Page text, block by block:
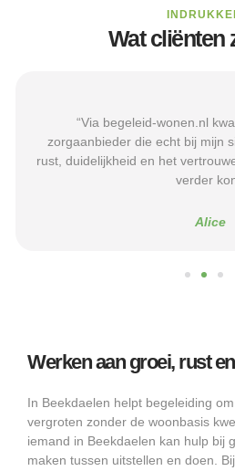
Wat cliënten
“Via begeleid-wonen.nl
zorgaanbieder die echt bij mijn
rust, duidelijkheid en het
verder
Alice
Werken aan groei, rust
In Beekdaelen helpt begeleiding
vergroten zonder de woonbasis
iemand in Beekdaelen kan hulp bij
maken tussen uitstellen en doen.